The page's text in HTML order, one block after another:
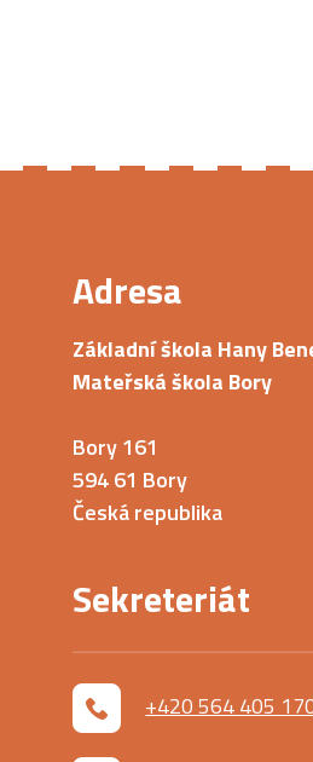
Adresa
Základní škola Hany
Mateřská škola Bory
Bory 161
594 61 Bory
Česká republika
Sekreteriát
+420 564 405